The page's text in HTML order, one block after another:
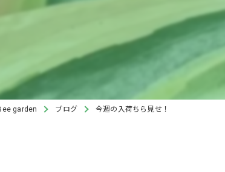
ビカクシダ
garden ブログ 今週の入荷ちら見せ！